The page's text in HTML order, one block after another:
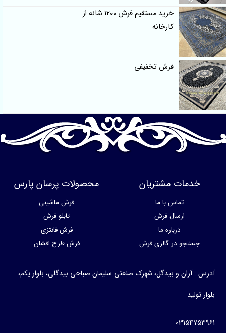
خرید مستقیم فرش 1200 شانه از
کارخانه
فرش تخفیفی
خدمات مشتریان
تماس با ما
ارسال فرش
درباره ما
جستجو در گالری فرش
محصولات پرسان پارس
فرش ماشینی
تابلو فرش
فرش فانتزی
فرش طرح افشان
آدرس : آران و بیدگل، شهرک صنعتی سلیمان صباحی بیدگلی، بلوار یکم،
بلوار تولید
03154753961